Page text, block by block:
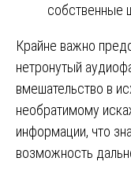
собственные
Крайне важно
нетронутый
вмешательство в
необратимому
информации, что
возможность